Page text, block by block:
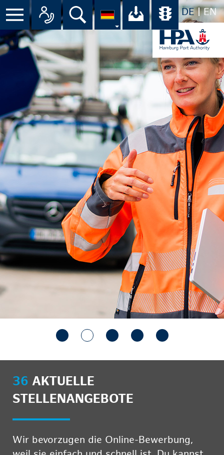
DE EN
Menü Alle Ansprechpartner im
Suche Ihr Download-
36 AKTUELLE
STELLENANGEBOTE
Wir bevorzugen die Online-Bewerbung,